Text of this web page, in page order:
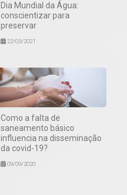
Dia Mundial da Água:
conscientizar para
preservar
22/03/2021
Como a falta de
saneamento básico
influencia na disseminação
da covid-19?
09/09/2020